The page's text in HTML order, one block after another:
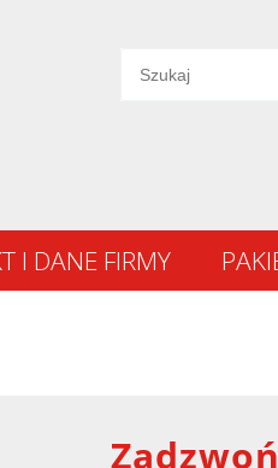
I DANE FIRMY